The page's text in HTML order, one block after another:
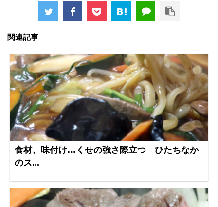
関連記事
食材、味付け…くせの強さ際立つ ひたちなか
のス...